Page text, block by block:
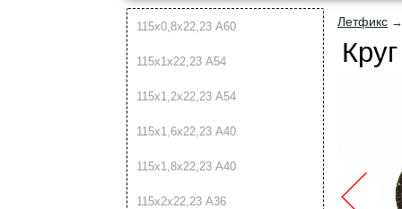
115х0,8х22,23 А60
115х1х22,23 А54
115х1,2х22,23 А54
115х1,6х22,23 А40
115х1,8х22,23 А40
115х2х22,23 А36
Летфикс